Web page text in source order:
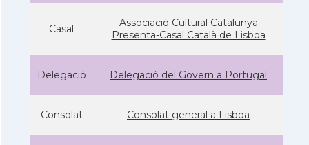
Casal
Associació Cultural Catalunya
Presenta-Casal Català de Lisboa
Delegació Delegació del Govern a Portugal
Consolat Consolat general a Lisboa